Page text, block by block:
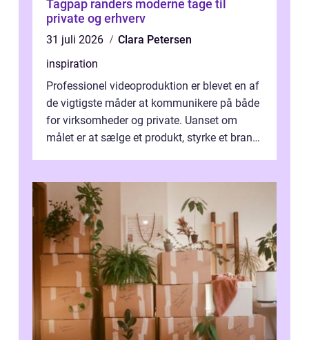
Tagpap randers moderne tage til
private og erhverv
31 juli 2026
Clara Petersen
inspiration
Professionel videoproduktion er blevet en af
de vigtigste måder at kommunikere på både
for virksomheder og private. Uanset om
målet er at sælge et produkt, styrke et brand,